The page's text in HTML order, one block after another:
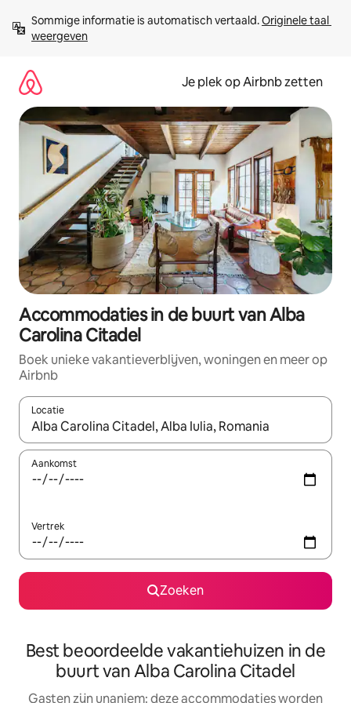
direct
naar
Sommige informatie is automatisch vertaald. Originele taal
weergeven
Je plek op Airbnb zetten
Accommodaties in de buurt van Alba
Carolina Citadel
Boek unieke vakantieverblijven, woningen en meer op
Airbnb
Locatie
Wanneer er resultaten beschikbaar zijn, maak je een keuze
Aankomst
Vertrek
Zoeken
Best beoordeelde vakantiehuizen in de
buurt van Alba Carolina Citadel
Gasten zijn unaniem: deze accommodaties worden